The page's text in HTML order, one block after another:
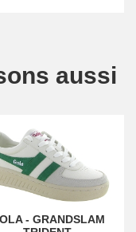
aussi
- GRANDSLAM